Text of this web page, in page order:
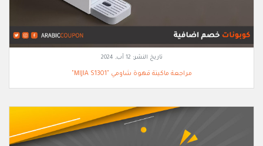
تاريخ النشر: 12 آب, 2024
مراجعة ماكينة قهوة شاومي "MIJIA S1301"